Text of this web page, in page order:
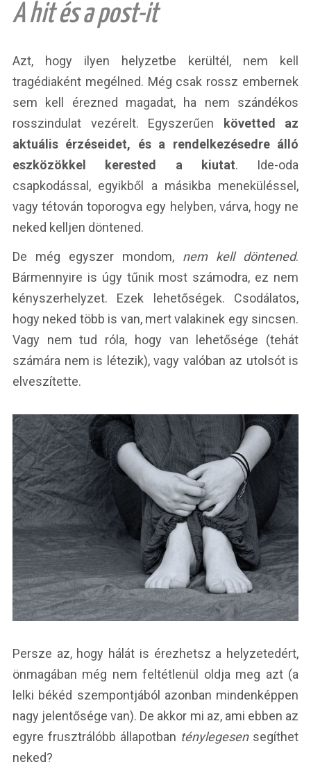
A hit és a post-it
Azt, hogy ilyen helyzetbe kerültél, nem kell
tragédiaként megélned. Még csak rossz embernek
sem kell érezned magadat, ha nem szándékos
rosszindulat vezérelt. Egyszerűen
követted az
aktuális érzéseidet, és a rendelkezésedre álló
eszközökkel kerested a kiutat. Ide-oda
csapkodással, egyikből a másikba meneküléssel,
vagy tétován toporogva egy helyben, várva, hogy ne
neked kelljen döntened.
De még egyszer mondom, nem kell döntened.
Bármennyire is úgy tűnik most számodra, ez nem
kényszerhelyzet. Ezek lehetőségek. Csodálatos,
hogy neked több is van, mert valakinek egy sincsen.
Vagy nem tud róla, hogy van lehetősége (tehát
számára nem is létezik), vagy valóban az utolsót is
elveszítette.
Persze az, hogy hálát is érezhetsz a helyzetedért,
önmagában még nem feltétlenül oldja meg azt (a
lelki békéd szempontjából azonban mindenképpen
nagy jelentősége van). De akkor mi az, ami ebben az
egyre frusztrálóbb állapotban ténylegesensegíthet
neked?